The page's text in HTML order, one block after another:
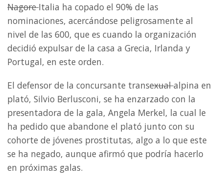
NagoreItalia ha copado el 90% de las
nominaciones, acercándose peligrosamente al
nivel de las 600, que es cuando la organización
decidió expulsar de la casa a Grecia, Irlanda y
Portugal, en este orden.
El defensor de la concursante transexualalpina en
plató, Silvio Berlusconi, se ha enzarzado con la
presentadora de la gala, Angela Merkel, la cual le
ha pedido que abandone el plató junto con su
cohorte de jóvenes prostitutas, algo a lo que este
se ha negado, aunque afirmó que podría hacerlo
en próximas galas.